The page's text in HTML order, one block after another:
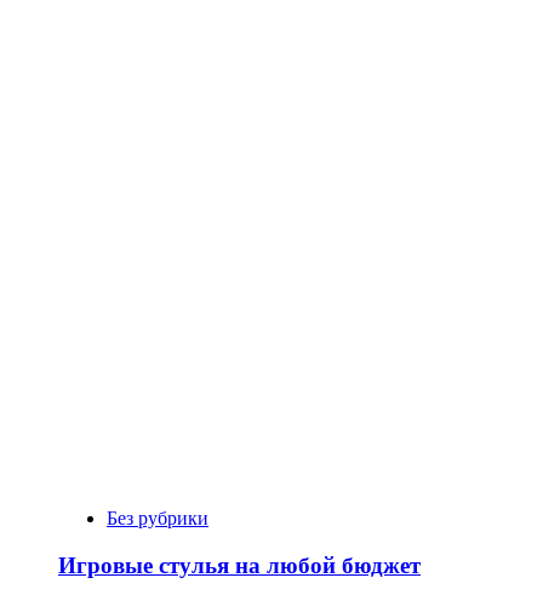
Без рубрики
Игровые стулья на любой бюджет